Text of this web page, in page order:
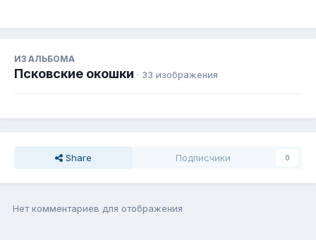
ИЗ АЛЬБОМА
Псковские окошки · 33 изображения
Share Подписчики 0
Нет комментариев для отображения